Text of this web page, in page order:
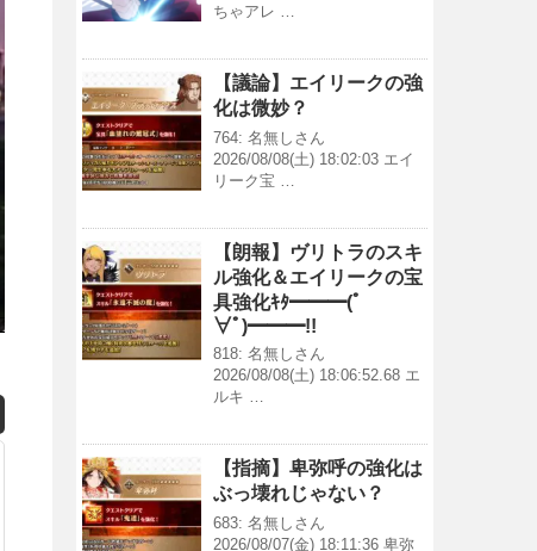
ちゃアレ …
【議論】エイリークの強
化は微妙？
764: 名無しさん
2026/08/08(土) 18:02:03 エイ
リーク宝 …
【朗報】ヴリトラのスキ
ル強化＆エイリークの宝
具強化ｷﾀ━━━(ﾟ
∀ﾟ)━━━!!
818: 名無しさん
2026/08/08(土) 18:06:52.68 エ
ルキ …
【指摘】卑弥呼の強化は
ぶっ壊れじゃない？
683: 名無しさん
2026/08/07(金) 18:11:36 卑弥